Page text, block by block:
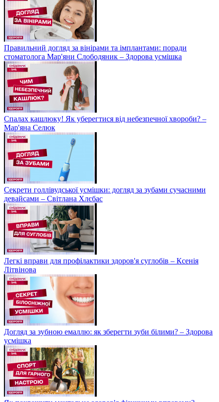
Правильний догляд за вінірами та імплантами: поради
стоматолога Мар'яни Слободяник – Здорова усмішка
Спалах кашлюку! Як уберегтися від небезпечної хвороби? –
Мар'яна Селюк
Секрети голлівудської усмішки: догляд за зубами сучасними
девайсами – Світлана Хлєбас
Легкі вправи для профілактики здоров'я суглобів – Ксенія
Літвінова
Догляд за зубною емаллю: як зберегти зуби білими? – Здорова
усмішка